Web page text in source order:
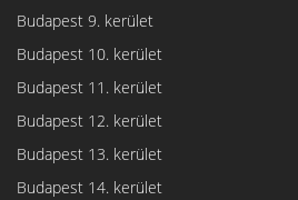
Budapest 9. kerület
Budapest 10. kerület
Budapest 11. kerület
Budapest 12. kerület
Budapest 13. kerület
Budapest 14. kerület